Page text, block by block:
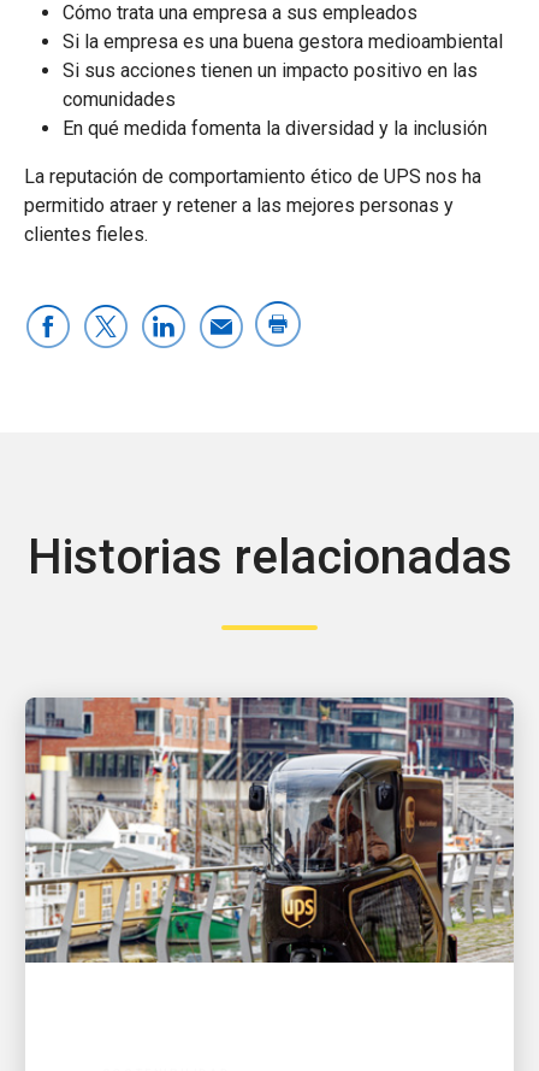
Cómo trata una empresa a sus empleados
Si la empresa es una buena gestora medioambiental
Si sus acciones tienen un impacto positivo en las
comunidades
En qué medida fomenta la diversidad y la inclusión
La reputación de comportamiento ético de UPS nos ha
permitido atraer y retener a las mejores personas y
clientes fieles.
Historias relacionadas